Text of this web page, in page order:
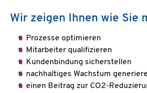
Wir zeigen Ihnen wie Sie
Prozesse optimieren
Mitarbeiter qualifizieren
Kundenbindung sicherstellen
nachhaltiges Wachstum
einen Beitrag zur CO2-